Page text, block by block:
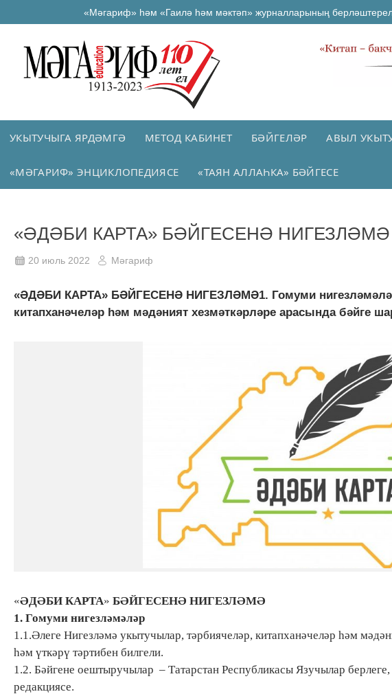
«Мәгариф» һәм «Гаилә һәм мәктәп» журналларының
УКЫТУЧЫГА ЯРДӘМГӘ МЕТОД КАБИНЕТ БӘЙГЕЛӘР АВЫЛ
«МӘГАРИФ» ЭНЦИКЛОПЕДИЯСЕ «ТАЯН АЛЛАҺКА» БӘЙГЕСЕ
«ӘДӘБИ КАРТА» БӘЙГЕСЕНӘ НИГЕЗЛӘМӘ
20 июль 2022 Мәгариф
«ӘДӘБИ КАРТА» БӘЙГЕСЕНӘ НИГЕЗЛӘМӘ1. Гомуми
китапханәчеләр һәм мәдәният хезмәткәрләре арасында бәйге
«ӘДӘБИ КАРТА» БӘЙГЕСЕНӘ НИГЕЗЛӘМӘ
1. Гомуми нигезләмәләр
1.1.Әлеге Нигезләмә укытучылар, тәрбиячеләр, китапханәчеләр һәм
һәм үткәрү тәртибен билгели.
1.2. Бәйгене оештыручылар – Татарстан Республикасы Язучылар
редакциясе.